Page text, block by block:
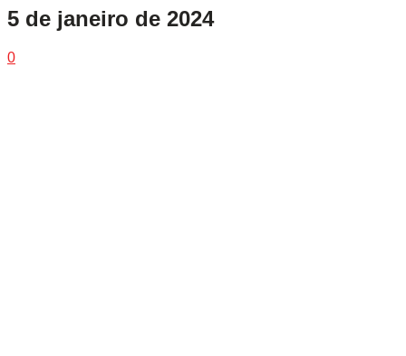
5 de janeiro de 2024
0